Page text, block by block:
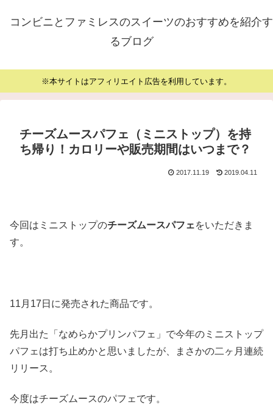
コンビニとファミレスのスイーツのおすすめを紹介す
るブログ
※本サイトはアフィリエイト広告を利用しています。
チーズムースパフェ（ミニストップ）を持
ち帰り！カロリーや販売期間はいつまで？
2017.11.19 2019.04.11
今回はミニストップのチーズムースパフェをいただきま
す。
11月17日に発売された商品です。
先月出た「なめらかプリンパフェ」で今年のミニストップ
パフェは打ち止めかと思いましたが、まさかの二ヶ月連続
リリース。
今度はチーズムースのパフェです。